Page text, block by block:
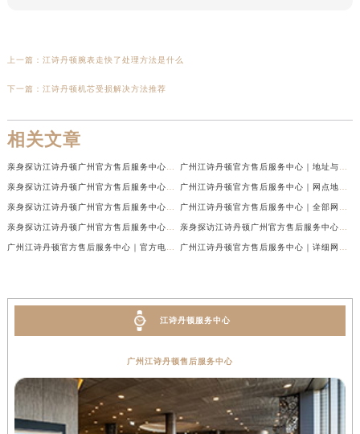
上一篇： 江诗丹顿腕表走快了处理方法是什么
下一篇： 江诗丹顿机芯受损解决方法推荐
相关文章
江诗丹顿服务中心
广州江诗丹顿售后服务中心